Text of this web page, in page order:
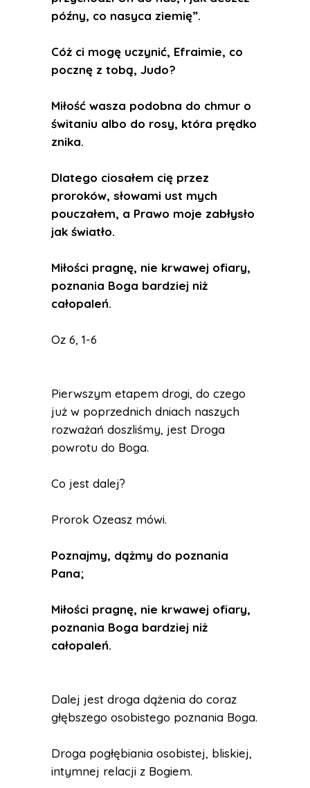
późny, co nasyca ziemię”.
Cóż ci mogę uczynić, Efraimie, co
pocznę z tobą, Judo?
Miłość wasza podobna do chmur o
świtaniu albo do rosy, która prędko
znika.
Dlatego ciosałem cię przez
proroków, słowami ust mych
pouczałem, a Prawo moje zabłysło
jak światło.
Miłości pragnę, nie krwawej ofiary,
poznania Boga bardziej niż
całopaleń.
Oz 6, 1-6
Pierwszym etapem drogi, do czego
już w poprzednich dniach naszych
rozważań doszliśmy, jest Droga
powrotu do Boga.
Co jest dalej?
Prorok Ozeasz mówi.
Poznajmy, dążmy do poznania
Pana;
Miłości pragnę, nie krwawej ofiary,
poznania Boga bardziej niż
całopaleń.
Dalej jest droga dążenia do coraz
głębszego osobistego poznania Boga.
Droga pogłębiania osobistej, bliskiej,
intymnej relacji z Bogiem.